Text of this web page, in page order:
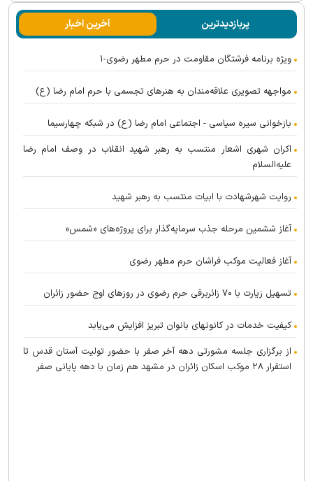
پربازدیدترین آخرین اخبار
ویژه برنامه فرشتگان مقاومت در حرم مطهر رضوی-۱
مواجهه تصویری علاقه‌مندان به هنر‌های تجسمی با حرم امام رضا (ع)
بازخوانی سیره سیاسی - اجتماعی امام رضا (ع) در شبکه چهارسیما
اکران شهری اشعار منتسب به رهبر شهید انقلاب در وصف امام رضا
علیه‌السلام
روایت شهرشهادت با ابیات منتسب به رهبر شهید
آغاز ششمین مرحله جذب سرمایه‌گذار برای پروژه‌های «شمس»
آغاز فعالیت موکب فراشان حرم مطهر رضوی
تسهیل زیارت با ۷۰ زائربرقی حرم رضوی در روز‌های اوج حضور زائران
کیفیت خدمات در کانونهای بانوان تبریز افزایش می‌یابد
از برگزاری جلسه مشورتی دهه آخر صفر با حضور تولیت آستان قدس تا
استقرار ۲۸ موکب اسکان زائران در مشهد هم زمان با دهه پایانی صفر